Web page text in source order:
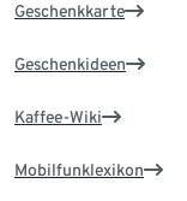
Geschenkkarte
Geschenkideen
Kaffee-Wiki
Mobilfunklexikon